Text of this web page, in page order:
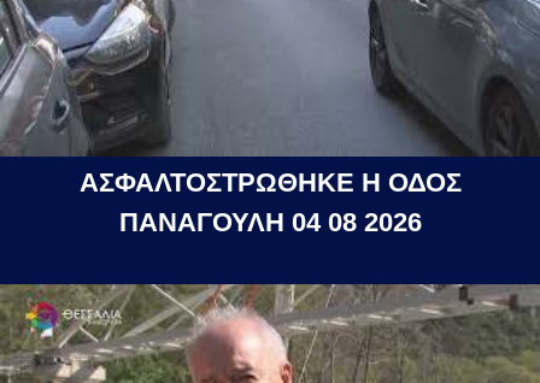
ΑΣΦΑΛΤΟΣΤΡΩΘΗΚΕ Η ΟΔΟΣ
ΠΑΝΑΓΟΥΛΗ 04 08 2026